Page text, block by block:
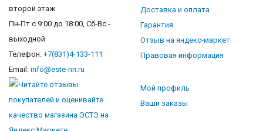
второй этаж
Пн-Пт с 9:00 до 18:00, Сб-Вс -
выходной
Телефон: +7(831)4-133-111
Email: info@este-nn.ru
Доставка и оплата
Гарантия
Отзыв на яндекс-маркет
Правовая информация
Мой профиль
Ваши заказы